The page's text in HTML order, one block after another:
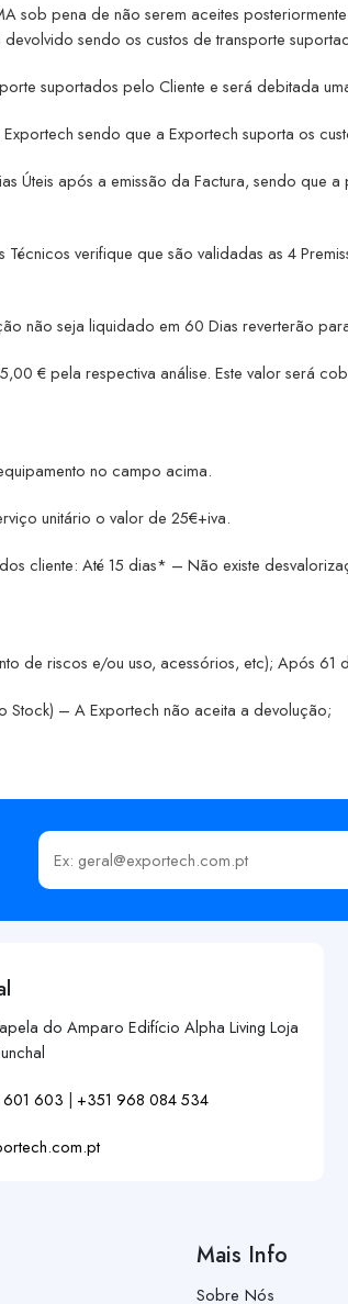
sob pena de não serem aceites
sendo os custos de transporte
suportados pelo Cliente e será debitada
sendo que a Exportech suporta os
Úteis após a emissão da Factura, sendo que
verifique que são validadas as 4
não seja liquidado em 60 Dias reverterão
€ pela respectiva análise. Este valor será
no campo acima.
unitário o valor de 25€+iva.
cliente: Até 15 dias* – Não existe
de riscos e/ou uso, acessórios, etc); Após
– A Exportech não aceita a devolução;
Insira o seu email
do Amparo Edifício Alpha Living Loja
601 603 | +351 968 084 534
Mais Info
Sobre Nós